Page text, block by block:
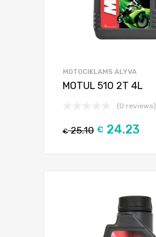
MOTOCIKLAMS ALYVA
MOTUL 510 2T 4L
(0 reviews)
€25.10 € 24.23